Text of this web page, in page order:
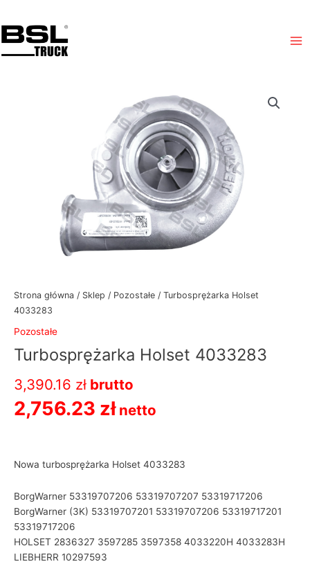
treści
Strona główna / Sklep / Pozostałe / Turbosprężarka Holset
4033283
Pozostałe
Turbosprężarka Holset 4033283
3,390.16 zł brutto
2,756.23 zł netto
Nowa turbosprężarka Holset 4033283
BorgWarner 53319707206 53319707207 53319717206
BorgWarner (3K) 53319707201 53319707206 53319717201
53319717206
HOLSET 2836327 3597285 3597358 4033220H 4033283H
LIEBHERR 10297593